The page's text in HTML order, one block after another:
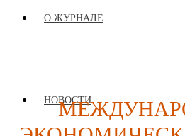
О ЖУРНАЛЕ
НОВОСТИ